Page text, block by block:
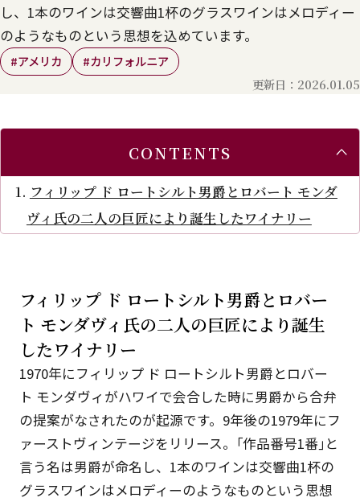
し、1本のワインは交響曲1杯のグラスワインはメロディー
のようなものという思想を込めています。
#アメリカ #カリフォルニア
更新日：2026.01.05
CONTENTS
フィリップ ド ロートシルト男爵とロバート モンダ
ヴィ氏の二人の巨匠により誕生したワイナリー
フィリップ ド ロートシルト男爵とロバー
ト モンダヴィ氏の二人の巨匠により誕生
したワイナリー
1970年にフィリップ ド ロートシルト男爵とロバー
ト モンダヴィがハワイで会合した時に男爵から合弁
の提案がなされたのが起源です。9年後の1979年にフ
ァーストヴィンテージをリリース。｢作品番号1番｣と
言う名は男爵が命名し、1本のワインは交響曲1杯の
グラスワインはメロディーのようなものという思想